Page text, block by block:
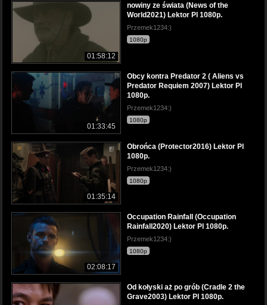
01:58:12
nowiny ze świata (News of the
World2021) Lektor Pl 1080p.
Przemek1234:)
1080p
01:33:45
Obcy kontra Predator 2 ( Aliens vs
Predator Requiem 2007) Lektor Pl
1080p.
Przemek1234:)
1080p
01:35:14
Obrońca (Protector2016) Lektor Pl
1080p.
Przemek1234:)
1080p
02:08:17
Occupation Rainfall (Occupation
Rainfall2020) Lektor Pl 1080p.
Przemek1234:)
1080p
Od kołyski aż po grób (Cradle 2 the
Grave2003) Lektor Pl 1080p.